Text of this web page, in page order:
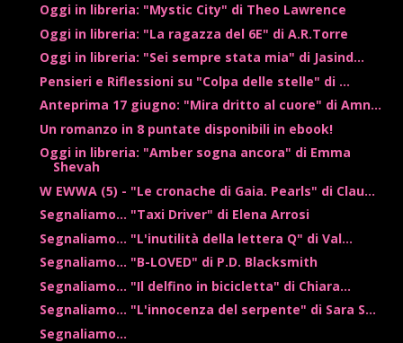
Oggi in libreria: "Mystic City" di Theo Lawrence
Oggi in libreria: "La ragazza del 6E" di A.R.Torre
Oggi in libreria: "Sei sempre stata mia" di Jasind...
Pensieri e Riflessioni su "Colpa delle stelle" di ...
Anteprima 17 giugno: "Mira dritto al cuore" di Amn...
Un romanzo in 8 puntate disponibili in ebook!
Oggi in libreria: "Amber sogna ancora" di Emma
Shevah
W EWWA (5) - "Le cronache di Gaia. Pearls" di Clau...
Segnaliamo... "Taxi Driver" di Elena Arrosi
Segnaliamo... "L'inutilità della lettera Q" di Val...
Segnaliamo... "B-LOVED" di P.D. Blacksmith
Segnaliamo... "Il delfino in bicicletta" di Chiara...
Segnaliamo... "L'innocenza del serpente" di Sara S...
Segnaliamo...